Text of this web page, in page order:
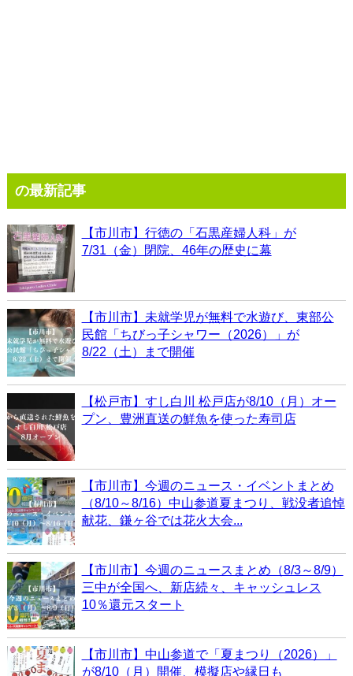
の最新記事
【市川市】行徳の「石黒産婦人科」が
7/31（金）閉院、46年の歴史に幕
【市川市】未就学児が無料で水遊び、東部公
民館「ちびっ子シャワー（2026）」が
8/22（土）まで開催
【松戸市】すし白川 松戸店が8/10（月）オー
プン、豊洲直送の鮮魚を使った寿司店
【市川市】今週のニュース・イベントまとめ
（8/10～8/16）中山参道夏まつり、戦没者追悼
献花、鎌ヶ谷では花火大会...
【市川市】今週のニュースまとめ（8/3～8/9）
三中が全国へ、新店続々、キャッシュレス
10％還元スタート
【市川市】中山参道で「夏まつり（2026）」
が8/10（月）開催、模擬店や縁日も